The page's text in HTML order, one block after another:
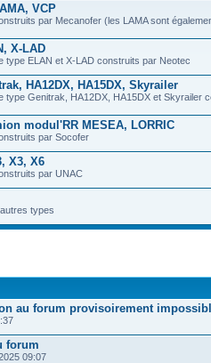
VCP
par Mecanofer (les LAMA sont
X-LAD
type ELAN et X-LAD construits par Neotec
HA12DX, HA15DX, Skyrailer
type Genitrak, HA12DX, HA15DX et Skyrailer
modul'RR MESEA, LORRIC
par Socofer
X3, X6
par UNAC
types
au forum provisoirement
forum
09:07